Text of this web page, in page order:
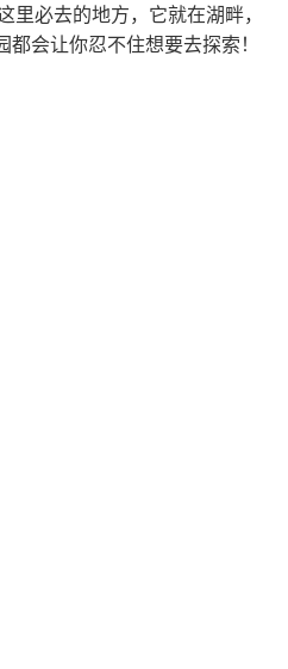
必去的地方，它就在湖畔，
会让你忍不住想要去探索！